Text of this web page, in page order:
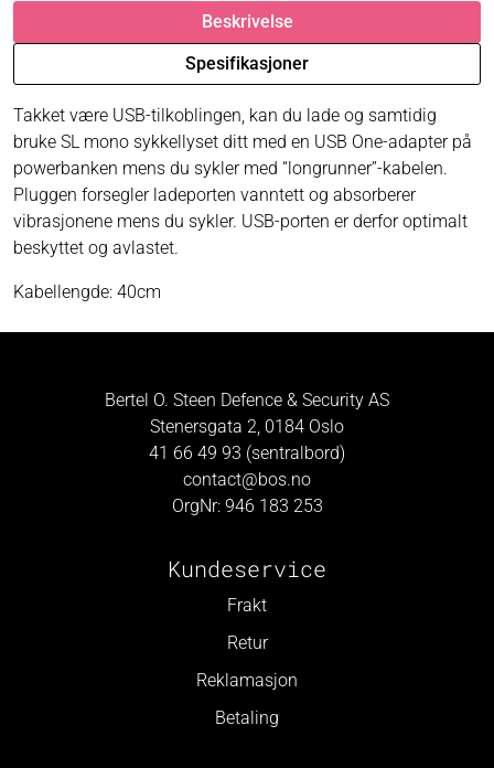
Beskrivelse
Spesifikasjoner
Takket være USB-tilkoblingen, kan du lade og samtidig
bruke SL mono sykkellyset ditt med en USB One-adapter på
powerbanken mens du sykler med “longrunner”-kabelen.
Pluggen forsegler ladeporten vanntett og absorberer
vibrasjonene mens du sykler. USB-porten er derfor optimalt
beskyttet og avlastet.
Kabellengde: 40cm
Bertel O. Steen Defence & Security AS
Stenersgata 2, 0184 Oslo
41 66 49 93 (sentralbord)
contact@bos.no
OrgNr: 946 183 253
Kundeservice
Frakt
Retur
Reklamasjon
Betaling